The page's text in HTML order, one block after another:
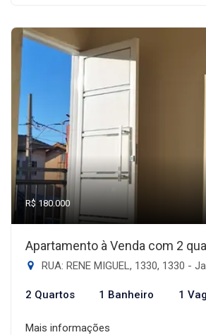
R$ 180.000
Apartamento à Venda com 2
RUA: RENE MIGUEL, 1330, 1330 - Jardim Deoclécio
2 Quartos 1 Banheiro 1
Mais informações